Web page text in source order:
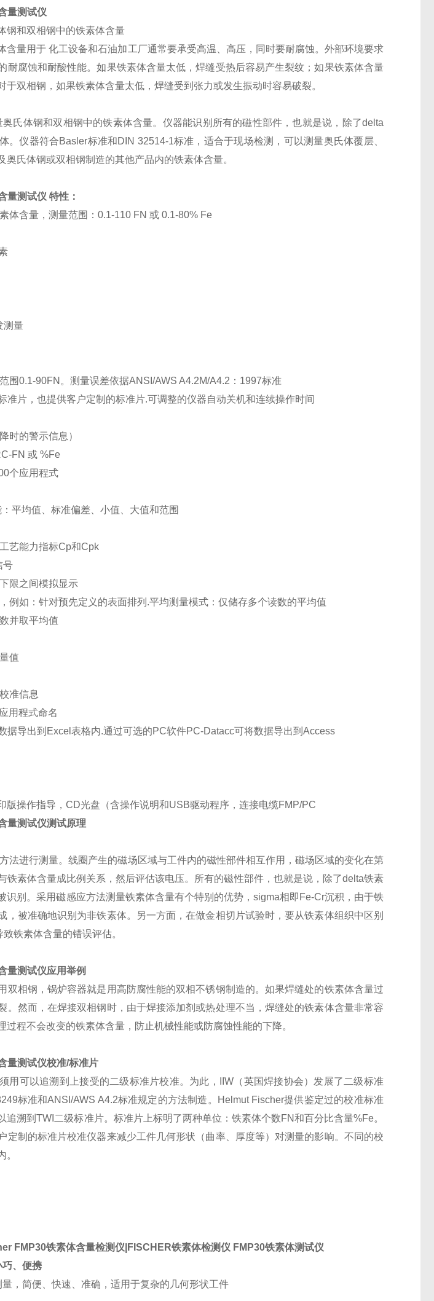
量测试仪
钢和双相钢中的铁素体含量
含量用于 化工设备和石油加工厂通常要承受高温、高压，同时要耐腐蚀。外部环境要求
耐腐蚀和耐酸性能。如果铁素体含量太低，焊缝受热后容易产生裂纹；如果铁素体含量
于双相钢，如果铁素体含量太低，焊缝受到张力或发生振动时容易破裂。
氏体钢和双相钢中的铁素体含量。仪器能识别所有的磁性部件，也就是说，除了delta
。仪器符合Basler标准和DIN 32514-1标准，适合于现场检测，可以测量奥氏体覆层、
氏体钢或双相钢制造的其他产品内的铁素体含量。
量测试仪 特性：
体含量，测量范围：0.1-110 FN 或 0.1-80% Fe
测量
围0.1-90FN。测量误差依据ANSI/AWS A4.2M/A4.2：1997标准
准片，也提供客户定制的标准片.可调整的仪器自动关机和连续操作时间
时的警示信息）
FN 或 %Fe
个应用程式
平均值、标准偏差、小值、大值和范围
艺能力指标Cp和Cpk
号
限之间模拟显示
例如：针对预先定义的表面排列.平均测量模式：仅储存多个读数的平均值
并取平均值
值
准信息
用程式命名
据导出到Excel表格内.通过可选的PC软件PC-Datacc可将数据导出到Access
版操作指导，CD光盘（含操作说明和USB驱动程序，连接电缆FMP/PC
量测试仪测试原理
法进行测量。线圈产生的磁场区域与工件内的磁性部件相互作用，磁场区域的变化在第
铁素体含量成比例关系，然后评估该电压。所有的磁性部件，也就是说，除了delta铁素
识别。采用磁感应方法测量铁素体含量有个特别的优势，sigma相即Fe-Cr沉积，由于铁
，被准确地识别为非铁素体。另一方面，在做金相切片试验时，要从铁素体组织中区别
铁素体含量的错误评估。
量测试仪应用举例
双相钢，锅炉容器就是用高防腐性能的双相不锈钢制造的。如果焊缝处的铁素体含量过
。然而，在焊接双相钢时，由于焊接添加剂或热处理不当，焊缝处的铁素体含量非常容
程不会改变的铁素体含量，防止机械性能或防腐蚀性能的下降。
量测试仪校准/标准片
用可以追溯到上接受的二级标准片校准。为此，IIW（英国焊接协会）发展了二级标准
标准和ANSI/AWS A4.2标准规定的方法制造。Helmut Fischer提供鉴定过的校准标准
追溯到TWI二级标准片。标准片上标明了两种单位：铁素体个数FN和百分比含量%Fe。
定制的标准片校准仪器来减少工件几何形状（曲率、厚度等）对测量的影响。不同的校
。
FMP30铁素体含量检测仪|FISCHER铁素体检测仪 FMP30铁素体测试仪
巧、便携
量，简便、快速、准确，适用于复杂的几何形状工件